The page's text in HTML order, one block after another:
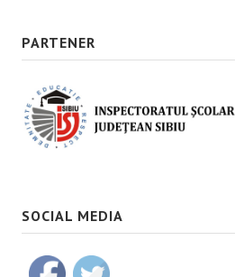
PARTENER
SOCIAL MEDIA